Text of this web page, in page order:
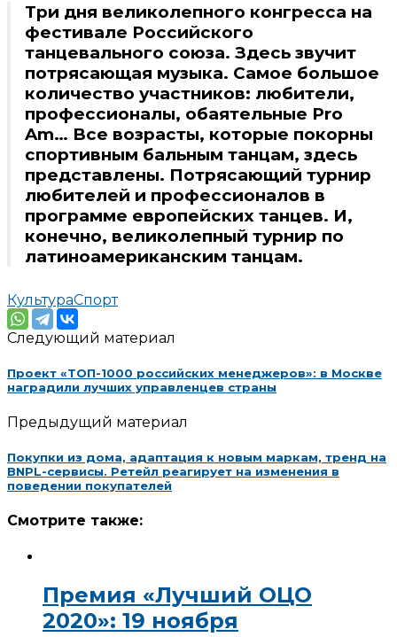
Три дня великолепного конгресса на
фестивале Российского
танцевального союза. Здесь звучит
потрясающая музыка. Самое большое
количество участников: любители,
профессионалы, обаятельные Pro
Am… Все возрасты, которые покорны
спортивным бальным танцам, здесь
представлены. Потрясающий турнир
любителей и профессионалов в
программе европейских танцев. И,
конечно, великолепный турнир по
латиноамериканским танцам.
КультураСпорт
Следующий материал
Проект «ТОП-1000 российских менеджеров»: в Москве
наградили лучших управленцев страны
Предыдущий материал
Покупки из дома, адаптация к новым маркам, тренд на
BNPL-сервисы. Ретейл реагирует на изменения в
поведении покупателей
Смотрите также:
Премия «Лучший ОЦО
2020»: 19 ноября